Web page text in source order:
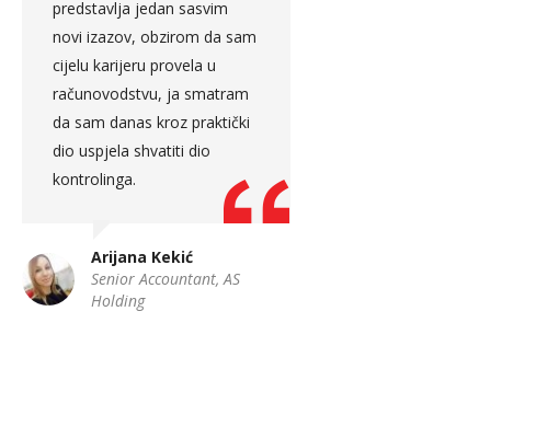
je na pojašnjenju agilnog
pristupa upravljanju
projektima, uz osvrt na
osnovne razlike
tradicionalnog tzv. waterfall
modela i agilnog pristupa.
Predavanje je bilo jasno i
lako razumljivo, uz mnogo
poslovnih situacija sa kojim
je project manageri susreću,